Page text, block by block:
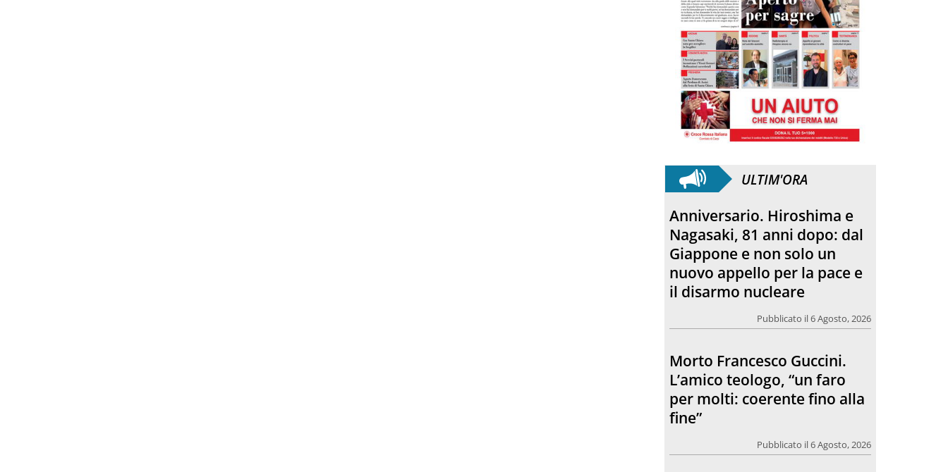
ULTIM'ORA
Anniversario. Hiroshima e
Nagasaki, 81 anni dopo: dal
Giappone e non solo un
nuovo appello per la pace e
il disarmo nucleare
Pubblicato il 6 Agosto, 2026
Morto Francesco Guccini.
L’amico teologo, “un faro
per molti: coerente fino alla
fine”
Pubblicato il 6 Agosto, 2026